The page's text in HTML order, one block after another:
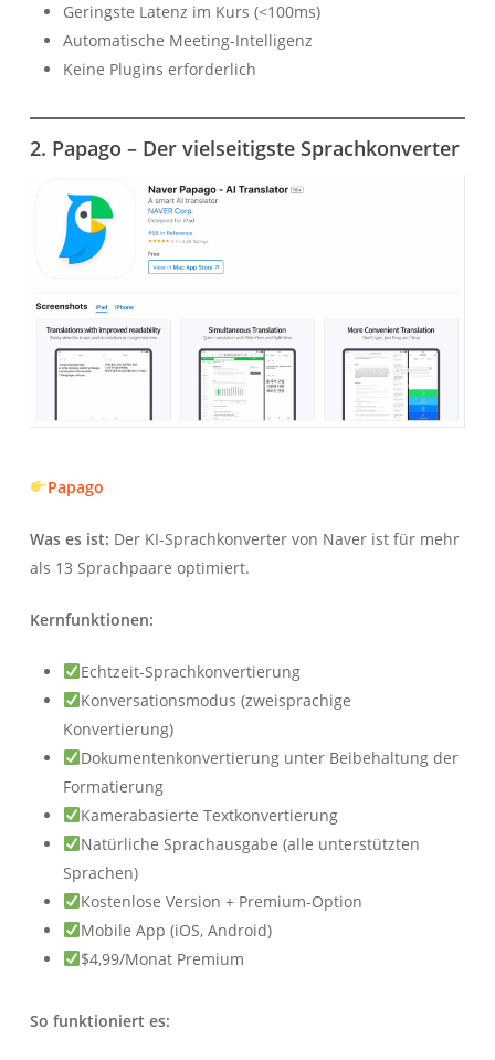
Geringste Latenz im Kurs (<100ms)
Automatische Meeting-Intelligenz
Keine Plugins erforderlich
2. Papago – Der vielseitigste Sprachkonverter
Papago
Was es ist: Der KI-Sprachkonverter von Naver ist für mehr
als 13 Sprachpaare optimiert.
Kernfunktionen:
Echtzeit-Sprachkonvertierung
Konversationsmodus (zweisprachige
Konvertierung)
Dokumentenkonvertierung unter Beibehaltung der
Formatierung
Kamerabasierte Textkonvertierung
Natürliche Sprachausgabe (alle unterstützten
Sprachen)
Kostenlose Version + Premium-Option
Mobile App (iOS, Android)
$4,99/Monat Premium
So funktioniert es: